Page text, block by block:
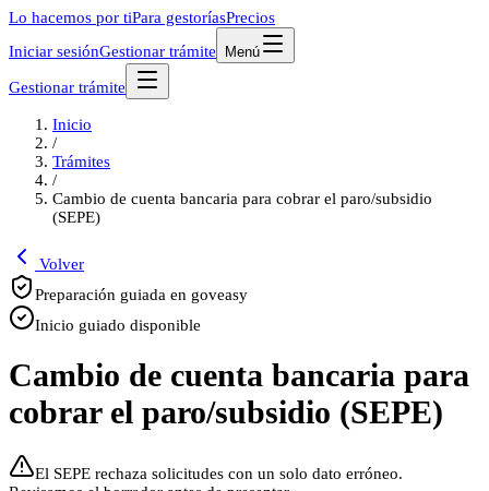
Lo hacemos por tiPara gestoríasPrecios
Iniciar sesiónGestionar trámite Menú
Gestionar trámite
Inicio
/
Trámites
/
Cambio de cuenta bancaria para cobrar el paro/subsidio
(SEPE)
Volver
Preparación guiada en goveasy
Inicio guiado disponible
Cambio de cuenta bancaria para
cobrar el paro/subsidio (SEPE)
El SEPE rechaza solicitudes con un solo dato erróneo.